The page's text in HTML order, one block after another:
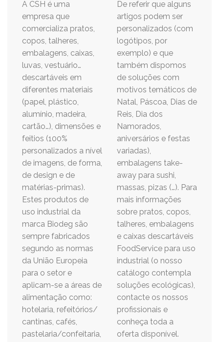
A CSH é uma
empresa que
comercializa pratos,
copos, talheres,
embalagens, caixas,
luvas, vestuário…
descartáveis em
diferentes materiais
(papel, plástico,
alumínio, madeira,
cartão…), dimensões e
feitios (100%
personalizados a nível
de imagens, de forma,
de design e de
matérias-primas).
Estes produtos de
uso industrial da
marca Biodeg são
sempre fabricados
segundo as normas
da União Europeia
para o setor e
aplicam-se a áreas de
alimentação como:
hotelaria, refeitórios/
cantinas, cafés,
pastelaria/confeitaria,
De referir que alguns
artigos podem ser
personalizados (com
logótipos, por
exemplo) e que
também dispomos
de soluções com
motivos temáticos de
Natal, Páscoa, Dias de
Reis, Dia dos
Namorados,
aniversários e festas
variadas),
embalagens take-
away para sushi,
massas, pizas (…). Para
mais informações
sobre pratos, copos,
talheres, embalagens
e caixas descartáveis
FoodService para uso
industrial (o nosso
catálogo contempla
soluções ecológicas),
contacte os nossos
profissionais e
conheça toda a
oferta disponível.